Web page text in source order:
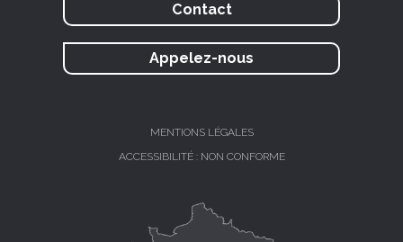
Contact
Appelez-nous
MENTIONS LÉGALES
ACCESSIBILITÉ : NON CONFORME